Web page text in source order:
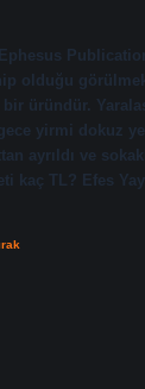
olduğu
üründür.
yirmi dokuz
ayrıldı ve
kaç TL? Efes